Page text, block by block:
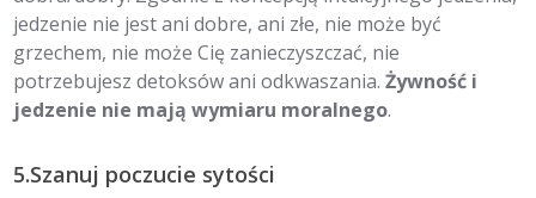
jedzenie nie jest ani dobre, ani złe, nie może być
grzechem, nie może Cię zanieczyszczać, nie
potrzebujesz detoksów ani odkwaszania.Żywność i
jedzenie nie mają wymiaru moralnego.
5.Szanuj poczucie sytości